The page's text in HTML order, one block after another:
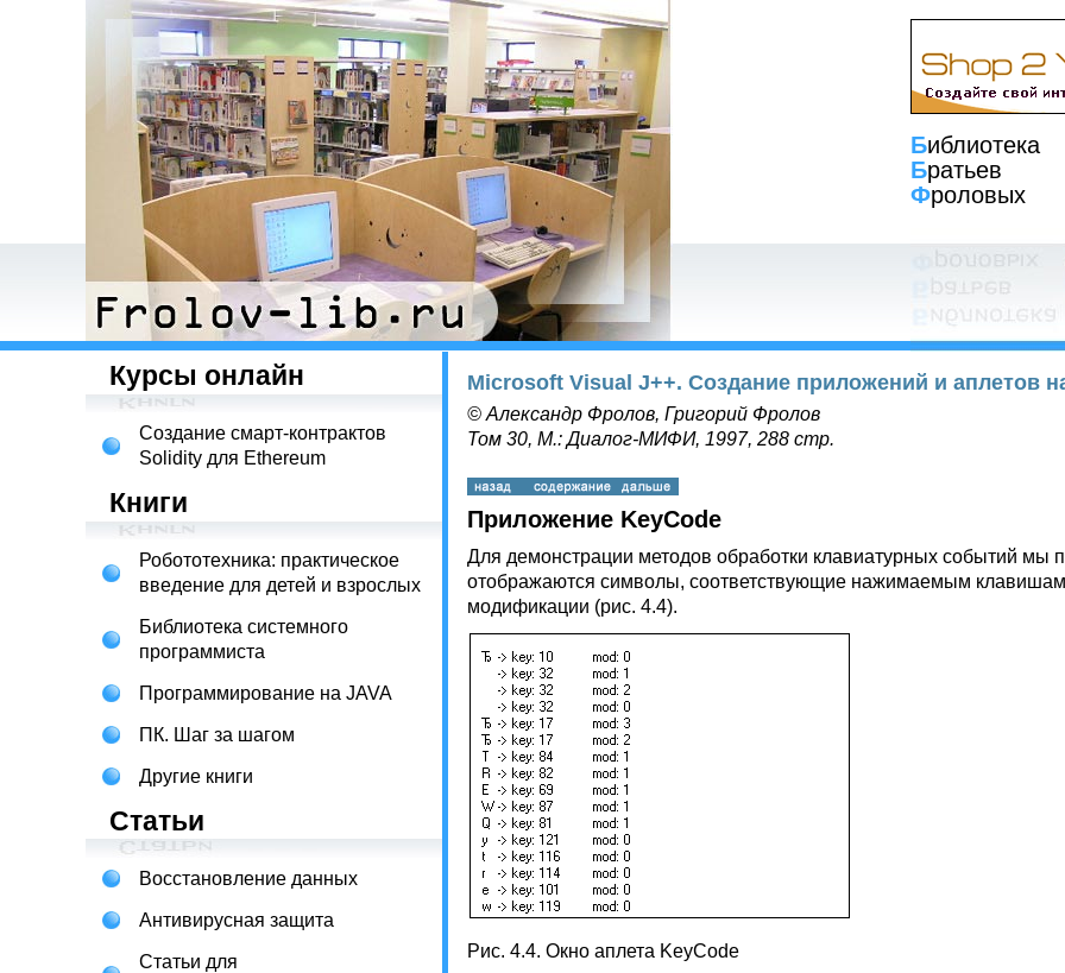
Библиотека
Братьев
Фроловых
Курсы онлайн
Создание смарт-контрактов
Solidity для Ethereum
Книги
Робототехника: практическое
введение для детей и взрослых
Библиотека системного
программиста
Программирование на JAVA
ПК. Шаг за шагом
Другие книги
Статьи
Восстановление данных
Антивирусная защита
Статьи для
Microsoft Visual J++. Создание приложений и аплетов
© Александр Фролов, Григорий Фролов
Том 30, М.: Диалог-МИФИ, 1997, 288 стр.
Приложение KeyCode
Для демонстрации методов обработки клавиатурных событий мы
отображаются символы, соответствующие нажимаемым
модификации (рис. 4.4).
Рис. 4.4. Окно аплета KeyCode